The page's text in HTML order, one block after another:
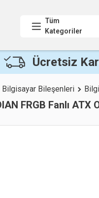
Tüm
Kategoriler
Ücretsiz
Bilgisayar Bileşenleri
FRGB Fanlı ATX